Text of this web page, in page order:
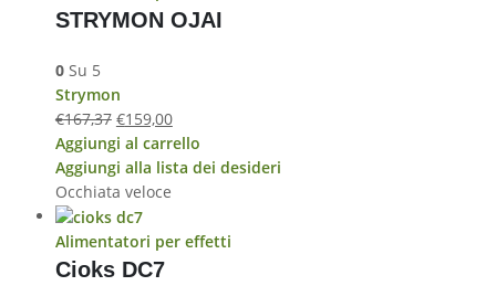
STRYMON OJAI
0Su 5
Strymon
€167,37 €159,00
Aggiungi al carrello
Aggiungi alla lista dei desideri
Occhiata veloce
Alimentatori per effetti
Cioks DC7